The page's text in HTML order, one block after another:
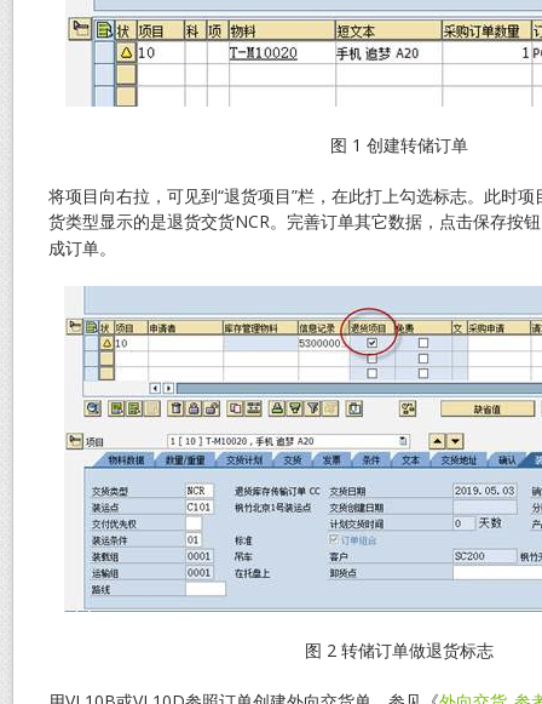
图 1 创建转储订单
将项目向右拉，可见到“退货项目”栏，在此打上勾选标志。此时项
货类型显示的是退货交货NCR。完善订单其它数据，点击保存按
成订单。
图 2 转储订单做退货标志